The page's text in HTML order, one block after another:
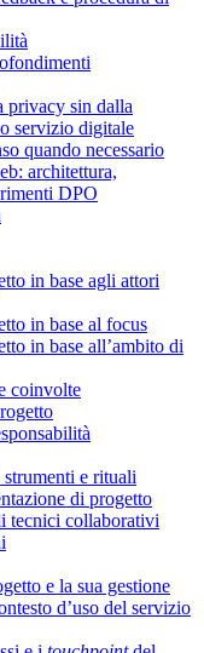
privacy sin dalla
servizio digitale
quando necessario
architettura,
DPO
in base agli attori
in base al focus
in base all’ambito di
coinvolte
e rituali
di progetto
tecnici collaborativi
e la sua gestione
d’uso del servizio